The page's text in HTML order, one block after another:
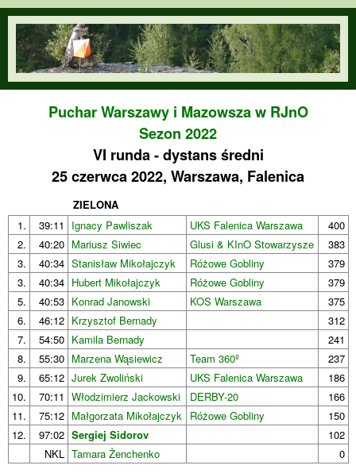
Przejdź do treści
orienteering.waw.pl
Puchar Warszawy i Mazowsza w RJnO
Sezon 2022
VI runda - dystans średni
25 czerwca 2022, Warszawa, Falenica
ZIELONA
1.
39:11 Ignacy Pawliszak UKS Falenica Warszawa
400
2.
40:20 Mariusz Siwiec Glusi & KInO Stowarzysze
383
3.
40:34 Stanisław Mikołajczyk Różowe Gobliny
379
3.
40:34 Hubert Mikołajczyk Różowe Gobliny
379
5.
40:53 Konrad Janowski KOS Warszawa
375
6.
46:12 Krzysztof Bernady
312
7.
54:50 Kamila Bernady
241
8.
55:30 Marzena Wąsiewicz Team 360º
237
9.
65:12 Jurek Zwoliński UKS Falenica Warszawa
186
10.
70:11 Włodzimierz Jackowski DERBY-20
166
11.
75:12 Małgorzata Mikołajczyk Różowe Gobliny
150
12.
97:02 Sergiej Sidorov
102
NKL Tamara Żenchenko
0